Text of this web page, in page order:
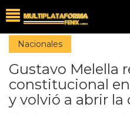
Nacionales
Gustavo Melella
constitucional
y volvió a abrir